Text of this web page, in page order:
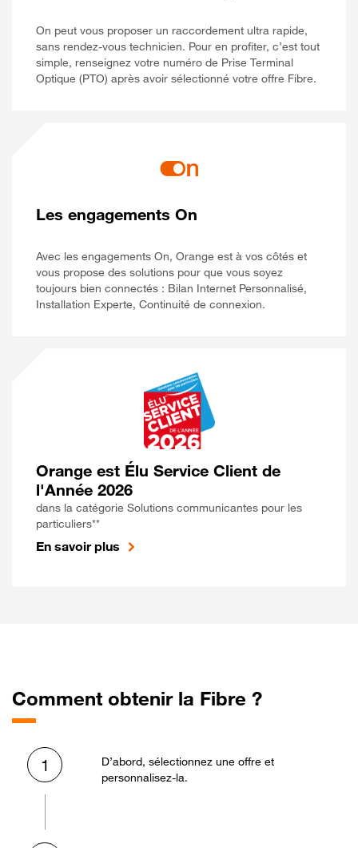
On peut vous proposer un raccordement ultra rapide,
sans rendez-vous technicien. Pour en profiter, c’est tout
simple, renseignez votre numéro de Prise Terminal
Optique (PTO) après avoir sélectionné votre offre Fibre.
Les engagements On
Avec les engagements On, Orange est à vos côtés et
vous propose des solutions pour que vous soyez
toujours bien connectés : Bilan Internet Personnalisé,
Installation Experte, Continuité de connexion.
Orange est Élu Service Client de
l'Année 2026
dans la catégorie Solutions communicantes pour les
particuliers**
En savoir plus
Comment obtenir la Fibre ?
1
D’abord, sélectionnez une offre et
personnalisez-la.